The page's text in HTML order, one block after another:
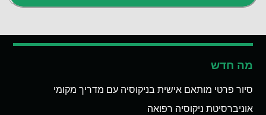
מה חדש
סיור פרטי מותאם אישית בניקוסיה עם מדריך מקומי
אוניברסיטת ניקוסיה רפואה